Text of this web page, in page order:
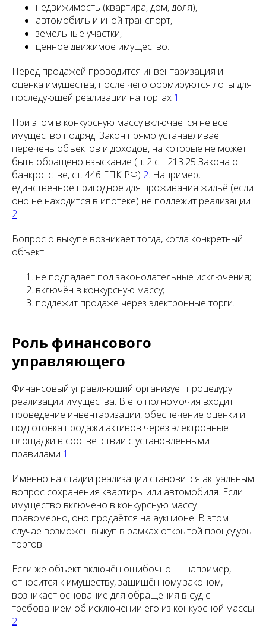
недвижимость (квартира, дом, доля),
автомобиль и иной транспорт,
земельные участки,
ценное движимое имущество.
Перед продажей проводится инвентаризация и
оценка имущества, после чего формируются лоты для
последующей реализации на торгах 1 .
При этом в конкурсную массу включается не всё
имущество подряд. Закон прямо устанавливает
перечень объектов и доходов, на которые не может
быть обращено взыскание (п. 2 ст. 213.25 Закона о
банкротстве, ст. 446 ГПК РФ) 2. Например,
единственное пригодное для проживания жильё (если
оно не находится в ипотеке) не подлежит реализации
2.
Вопрос о выкупе возникает тогда, когда конкретный
объект:
не подпадает под законодательные исключения;
включён в конкурсную массу;
подлежит продаже через электронные торги.
Роль финансового
управляющего
Финансовый управляющий организует процедуру
реализации имущества. В его полномочия входит
проведение инвентаризации, обеспечение оценки и
подготовка продажи активов через электронные
площадки в соответствии с установленными
правилами 1 .
Именно на стадии реализации становится актуальным
вопрос сохранения квартиры или автомобиля. Если
имущество включено в конкурсную массу
правомерно, оно продаётся на аукционе. В этом
случае возможен выкуп в рамках открытой процедуры
торгов.
Если же объект включён ошибочно — например,
относится к имуществу, защищённому законом, —
возникает основание для обращения в суд с
требованием об исключении его из конкурсной массы
2.